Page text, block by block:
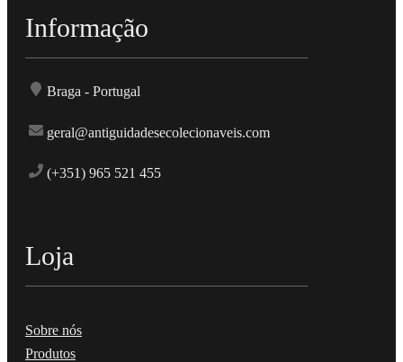
Informação
Braga - Portugal
geral@antiguidadesecolecionaveis.com
(+351) 965 521 455
Loja
Sobre nós
Produtos